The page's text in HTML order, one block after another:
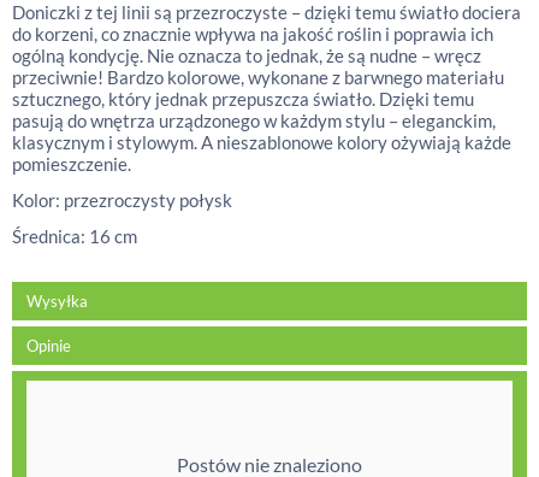
Doniczki z tej linii są przezroczyste – dzięki temu światło dociera
do korzeni, co znacznie wpływa na jakość roślin i poprawia ich
ogólną kondycję. Nie oznacza to jednak, że są nudne – wręcz
przeciwnie! Bardzo kolorowe, wykonane z barwnego materiału
sztucznego, który jednak przepuszcza światło. Dzięki temu
pasują do wnętrza urządzonego w każdym stylu – eleganckim,
klasycznym i stylowym. A nieszablonowe kolory ożywiają każde
pomieszczenie.
Kolor: przezroczysty połysk
Średnica: 16 cm
Wysyłka
Opinie
Postów nie znaleziono